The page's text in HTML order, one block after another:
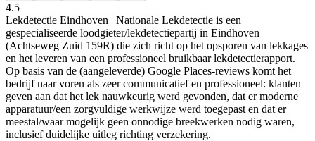
4.5
Lekdetectie Eindhoven | Nationale Lekdetectie is een
gespecialiseerde loodgieter/lekdetectiepartij in Eindhoven
(Achtseweg Zuid 159R) die zich richt op het opsporen van lekkages
en het leveren van een professioneel bruikbaar lekdetectierapport.
Op basis van de (aangeleverde) Google Places-reviews komt het
bedrijf naar voren als zeer communicatief en professioneel: klanten
geven aan dat het lek nauwkeurig werd gevonden, dat er moderne
apparatuur/een zorgvuldige werkwijze werd toegepast en dat er
meestal/waar mogelijk geen onnodige breekwerken nodig waren,
inclusief duidelijke uitleg richting verzekering.